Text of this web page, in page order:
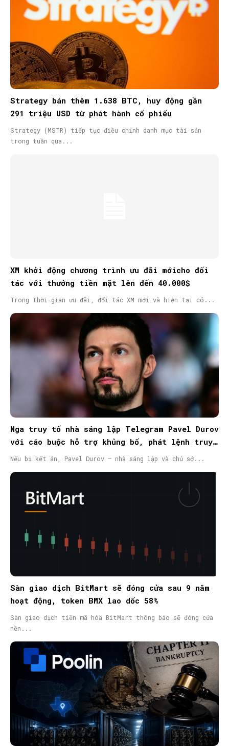
Strategy bán thêm 1.638 BTC, huy động gần
291 triệu USD từ phát hành cổ phiếu
Strategy (MSTR) tiếp tục điều chỉnh danh mục tài sản
trong tuần qua...
XM khởi động chương trình ưu đãi mớicho đối
tác với thưởng tiền mặt lên đến 40.000$
Trong thời gian ưu đãi, đối tác XM mới và hiện tại có...
Nga truy tố nhà sáng lập Telegram Pavel Durov
với cáo buộc hỗ trợ khủng bố, phát lệnh truy
nã quốc tế
Nếu bị kết án, Pavel Durov – nhà sáng lập và chủ sở...
Sàn giao dịch BitMart sẽ đóng cửa sau 9 năm
hoạt động, token BMX lao dốc 58%
Sàn giao dịch tiền mã hóa BitMart thông báo sẽ đóng cửa
nền...